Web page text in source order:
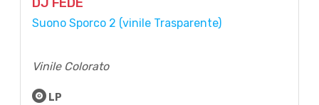
Suono Sporco 2 (vinile Trasparente)
Vinile Colorato
LP